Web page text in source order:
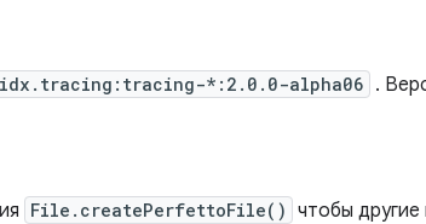
*:2.0.0-alpha06 .
File.createPerfettoFile() чтобы